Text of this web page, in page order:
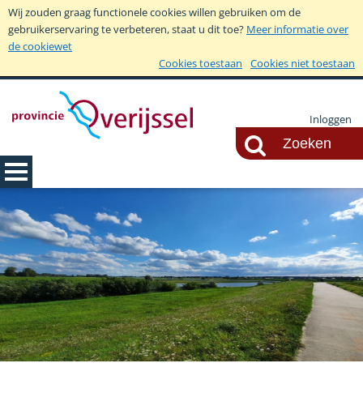
Wij zouden graag functionele cookies willen gebruiken om de
gebruikerservaring te verbeteren, staat u dit toe? Meer informatie over
de cookiewet
Cookies toestaan
Cookies niet toestaan
Inloggen